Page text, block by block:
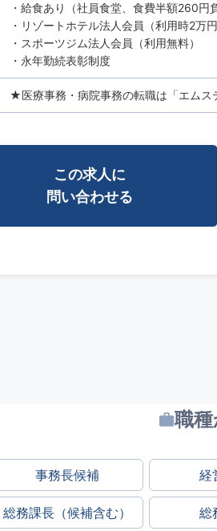
・給食あり（社員食堂、食費半額260円
・リゾートホテル法人会員（利用時2万
・スポーツジム法人会員（利用無料）
・永年勤続表彰制度
★医療事務・病院事務の転職は「エムス
この求人に
問い合わせる
職
事務長候補 経
総務課長（候補含む） 総